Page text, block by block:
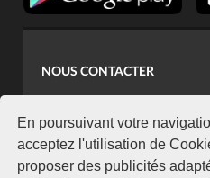
En poursuivant votre
acceptez l'utilisation de
proposer des publicités
NOUS CONTACTER
koaci@yahoo.fr
+225 07 08 85 52 93